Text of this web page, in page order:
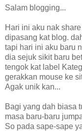
Salam blogging...
Hari ini aku nak
dipasang kat blog.
tapi hari ini aku baru
dia sejuk sikit baru
tengok kat label
gerakkan mouse ke
Agak unik kan...
Bagi yang dah biasa
masa baru-baru
So pada sape-sape